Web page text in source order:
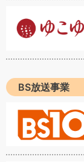
BS放送事業